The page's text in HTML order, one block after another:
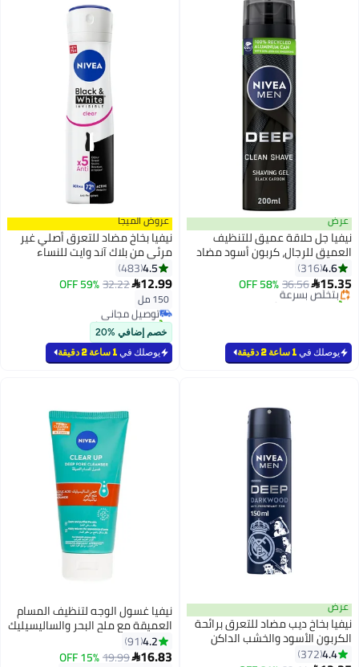
عرض
نيفيا جل حلاقة عميق للتنظيف
العميق للرجال، كربون أسود مضاد
للبكتيريا، 200 مل 200ملليلتر
4.6
316
15.35
36.56
58% OFF
#3 في كريمات الحلاقة الرجالية
أقل سعر في 7 يوم
بتخلّص بسرعة
تم بيع +160 مؤخرًا
يوصلك في 1 ساعة 2 دقيقة
عروض الميجا
نيفيا بخاخ مضاد للتعرق أصلي غير
مرئي من بلاك آند وايت للنساء
الألوان 150ملليلتر
4.5
483
12.99
32.22
59% OFF
150 ملأقل سعر في 7 يوم
توصيل مجاني
تم بيع +200 مؤخرًا
خصم إضافي %20
يوصلك في 1 ساعة 2 دقيقة
عرض
نيفيا بخاخ ديب مضاد للتعرق برائحة
الكربون الأسود والخشب الداكن
للرجال متعدد الألوان 150ملليلتر
4.4
372
نيفيا غسول الوجه لتنظيف المسام
العميقة مع ملح البحر والساليسيليك
وحمض الهيالورونيك
4.2
91
16.83
19.99
15% OFF #23 في غسول الوجه
أقل سعر في 30 يوم